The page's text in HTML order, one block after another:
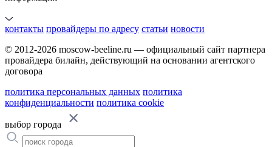
контакты провайдеры по адресу статьи новости
© 2012-2026 moscow-beeline.ru — официальный сайт партнера
провайдера билайн, действующий на основании агентского
договора
политика персональных данных политика
конфиденциальности политика cookie
выбор города